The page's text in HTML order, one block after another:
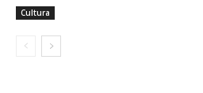
Cultura